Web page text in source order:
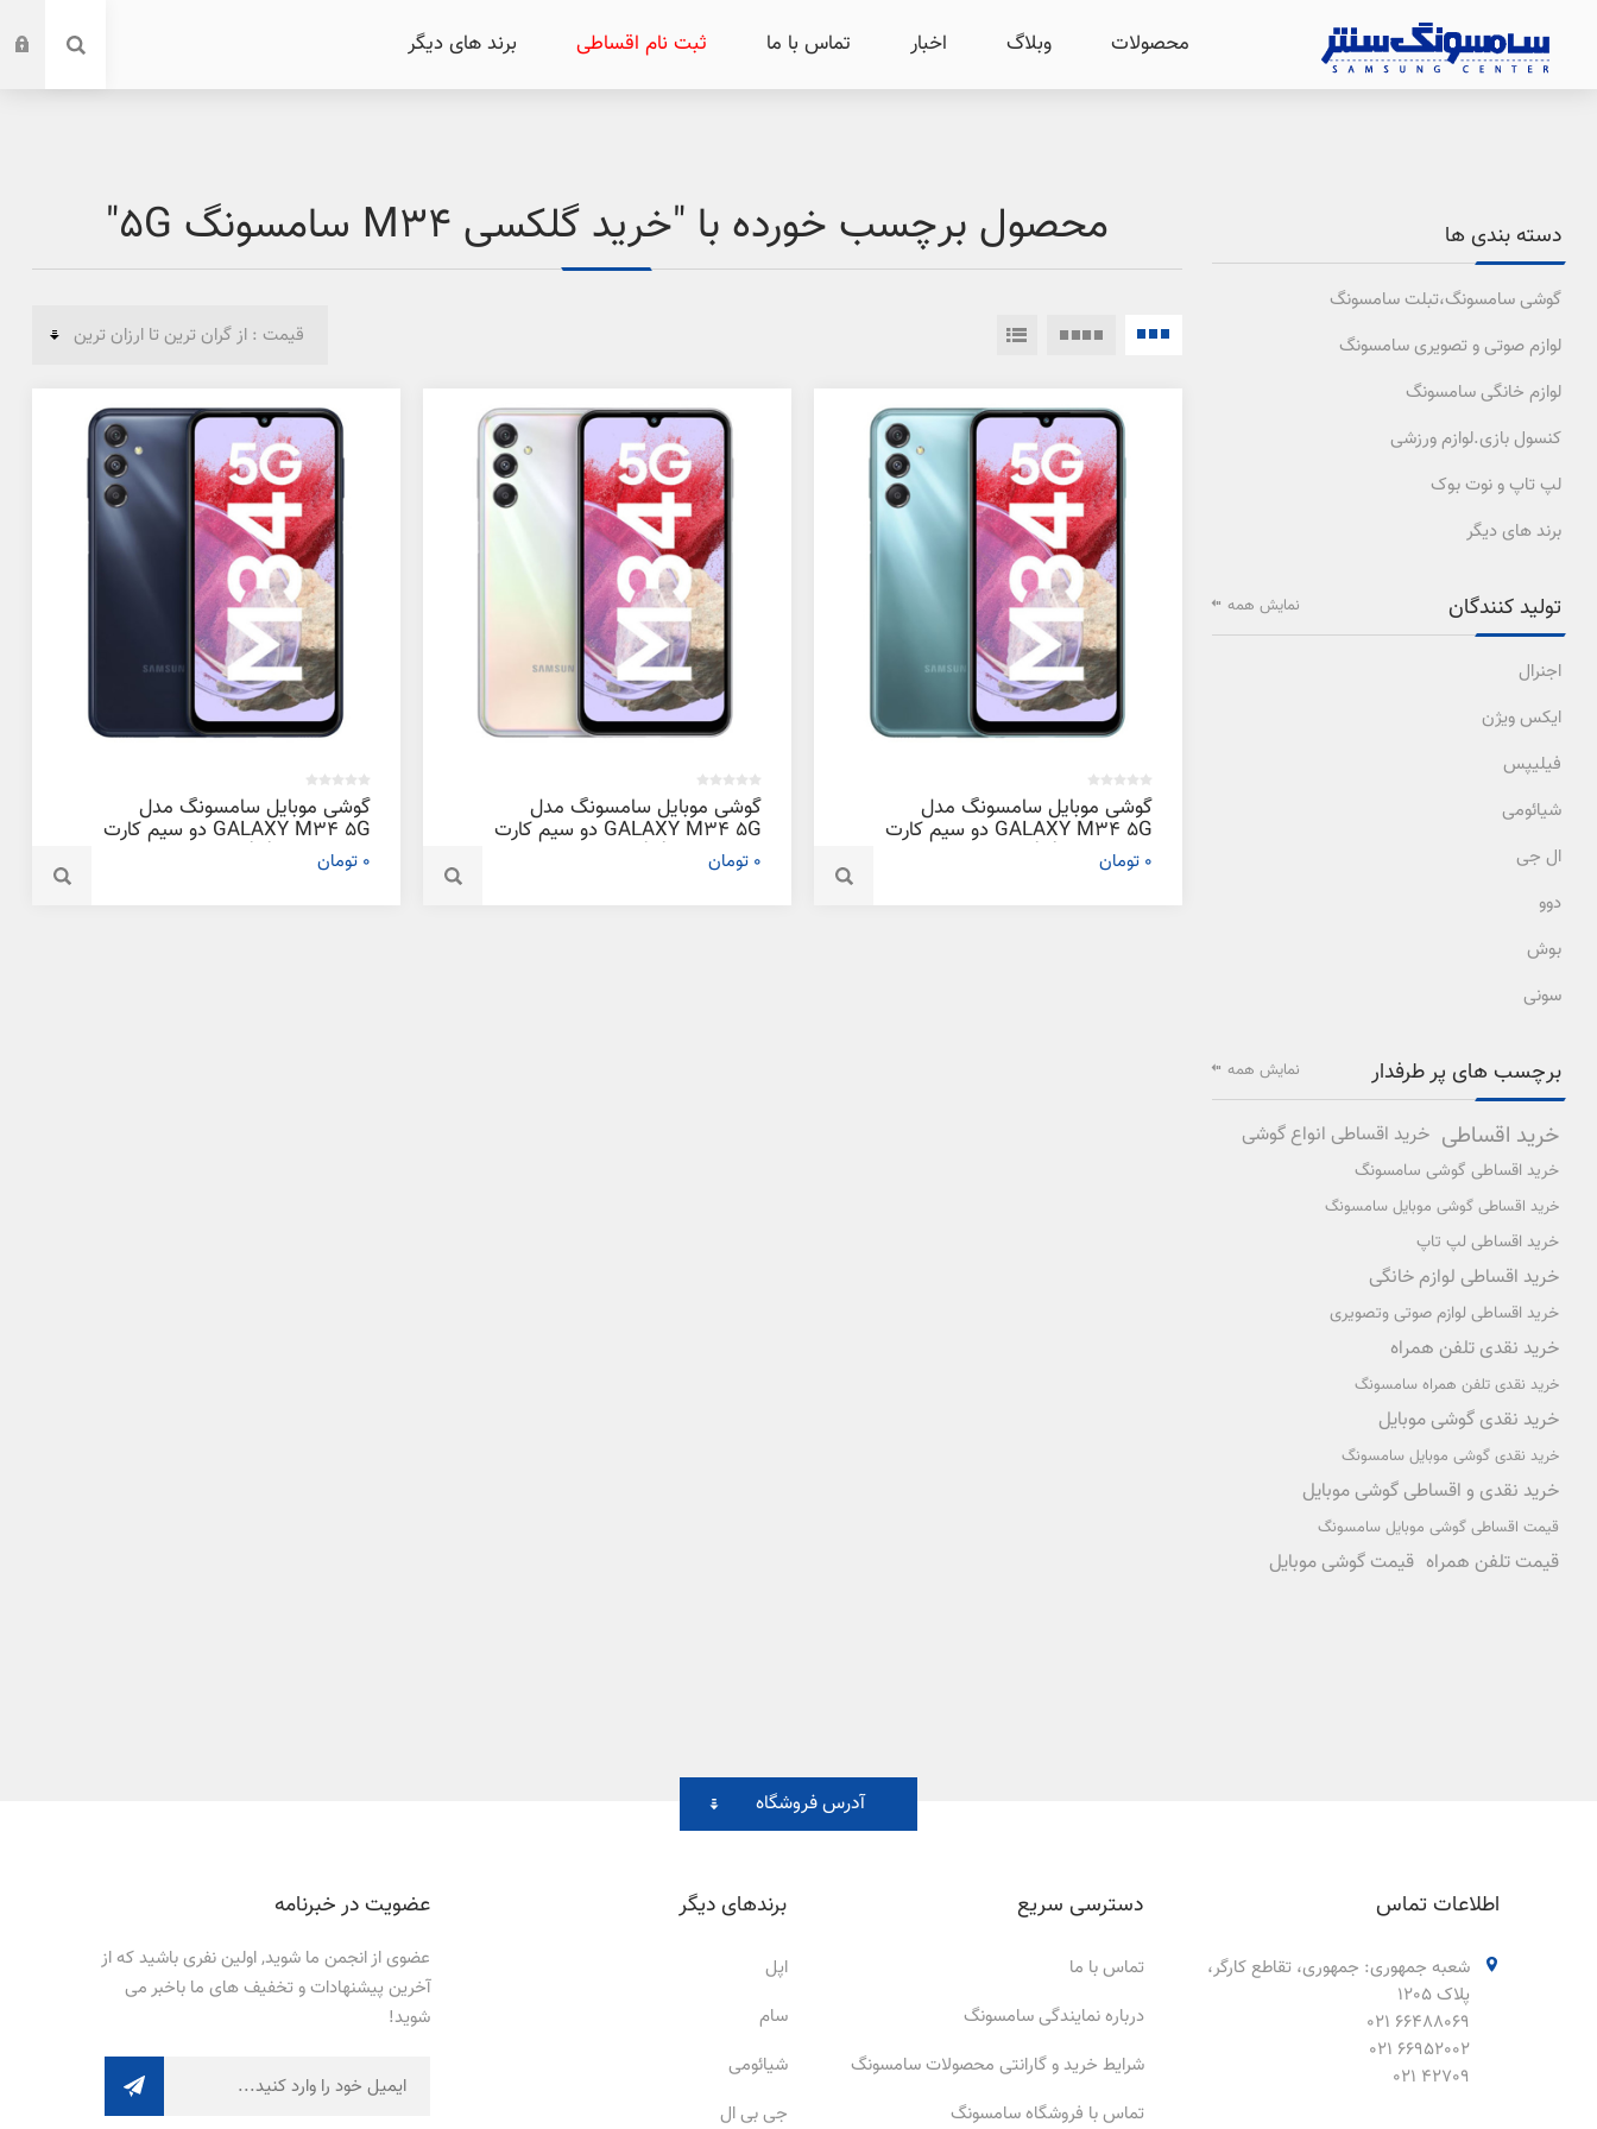
محصولات وبلاگ اخبار تماس با ما ثبت نام اقساطی برند های دیگر
محصول برچسب خورده با "خرید گلکسی M34 سامسونگ 5G"
گوشی موبایل سامسونگ مدل
GALAXY M34 5G دو سیم کارت
گیگابایت0 تومان
گوشی موبایل سامسونگ مدل
GALAXY M34 5G دو سیم کارت
ظرفیت 128 گیگابایت و رم 8
گیگابایت0 تومان
گوشی موبایل سامسونگ مدل
GALAXY M34 5G دو سیم کارت
ظرفیت 256 گیگابایت و رم 8
گیگابایت0 تومان
دسته بندی ها
گوشی سامسونگ،تبلت سامسونگ
لوازم صوتی و تصویری سامسونگ
لوازم خانگی سامسونگ
کنسول بازی.لوازم ورزشی
لپ تاپ و نوت بوک
برند های دیگر
تولید کنندگان
اجنرال
ایکس ویژن
فیلیپس
شیائومی
ال جی
دوو
بوش
سونی
نمایش همه
برچسب های پر طرفدار
خرید اقساطی خرید اقساطی انواع گوشی
خرید اقساطی گوشی سامسونگ
خرید اقساطی گوشی موبایل سامسونگ
خرید اقساطی لپ تاپ
خرید اقساطی لوازم خانگی
خرید اقساطی لوازم صوتی وتصویری
خرید نقدی تلفن همراه
خرید نقدی تلفن همراه سامسونگ
خرید نقدی گوشی موبایل
خرید نقدی گوشی موبایل سامسونگ
خرید نقدی و اقساطی گوشی موبایل
قیمت اقساطی گوشی موبایل سامسونگ
قیمت تلفن همراه قیمت گوشی موبایل
نمایش همه
آدرس فروشگاه
اطلاعات تماس
شعبه جمهوری: جمهوری، تقاطع کارگر،
پلاک 1205
66488069 021
66952002 021
42709 021
دسترسی سریع
تماس با ما
درباره نمایندگی سامسونگ
شرایط خرید و گارانتی محصولات سامسونگ
تماس با فروشگاه سامسونگ
برندهای دیگر
اپل
سام
شیائومی
جی بی ال
عضویت در خبرنامه
عضوی از انجمن ما شوید, اولین نفری باشید که از
آخرین پیشنهادات و تخفیف های ما باخبر می
شوید!